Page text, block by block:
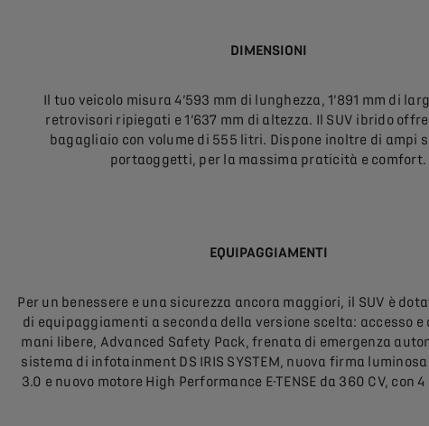
DIMENSIONI
Il tuo veicolo misura 4’593 mm di lunghezza, 1’891 mm di
retrovisori ripiegati e 1’637 mm di altezza. Il SUV ibrido
bagagliaio con volume di 555 litri. Dispone inoltre di ampi
portaoggetti, per la massima praticità e comfort.
EQUIPAGGIAMENTI
Per un benessere e una sicurezza ancora maggiori, il SUV è
di equipaggiamenti a seconda della versione scelta: accesso e
mani libere, Advanced Safety Pack, frenata di emergenza
sistema di infotainment DS IRIS SYSTEM, nuova firma luminosa
3.0 e nuovo motore High Performance E-TENSE da 360 CV, con